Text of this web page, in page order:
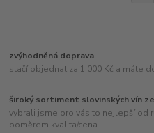
zvýhodněná doprava
stačí objednat za 1.000 Kč a máte
široký sortiment slovinských vín
vybrali jsme pro vás to nejlepší od
poměrem kvalita/cena